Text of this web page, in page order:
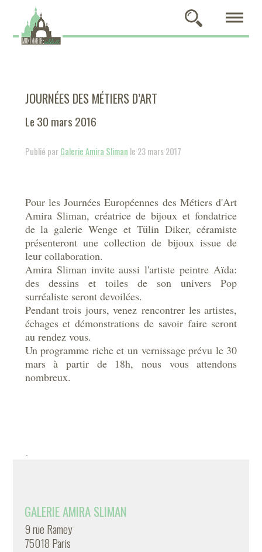
JOURNÉES DES MÉTIERS D’ART
Le 30 mars 2016
Publié parGalerie Amira Sliman le 23 mars 2017
Pour les Journées Européennes des Métiers d'Art
Amira Sliman, créatrice de bijoux et fondatrice
de la galerie Wenge et Tülin Diker, céramiste
présenteront une collection de bijoux issue de
leur collaboration.
Amira Sliman invite aussi l'artiste peintre Aïda:
des dessins et toiles de son univers Pop
surréaliste seront devoilées.
Pendant trois jours, venez rencontrer les artistes,
échages et démonstrations de savoir faire seront
au rendez vous.
Un programme riche et un vernissage prévu le 30
mars à partir de 18h, nous vous attendons
nombreux.
-
GALERIE AMIRA SLIMAN
9 rue Ramey
75018 Paris